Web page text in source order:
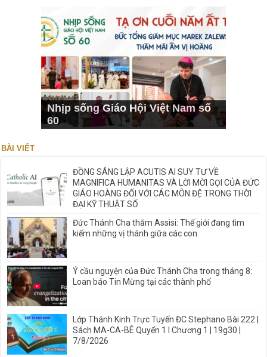
Nhịp sống Giáo Hội Việt Nam số
60
BÀI VIẾT
ĐỒNG SÁNG LẬP ACUTIS AI SUY TƯ VỀ
MAGNIFICA HUMANITAS VÀ LỜI MỜI GỌI CỦA ĐỨC
GIÁO HOÀNG ĐỐI VỚI CÁC MÔN ĐỆ TRONG THỜI
ĐẠI KỸ THUẬT SỐ
Đức Thánh Cha thăm Assisi: Thế giới đang tìm
kiếm những vị thánh giữa các con
Ý cầu nguyện của Đức Thánh Cha trong tháng 8:
Loan báo Tin Mừng tại các thành phố
Lớp Thánh Kinh Trực Tuyến ĐC Stephano Bài 222 |
Sách MA-CA-BÊ Quyển 1 I Chương 1 | 19g30 |
7/8/2026